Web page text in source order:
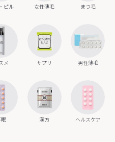
ピル 女性薄毛 まつ毛
メ サプリ 男性薄毛
眠 漢方 ヘルスケア